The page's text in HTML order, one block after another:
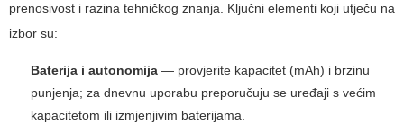
prenosivost i razina tehničkog znanja. Ključni elementi koji utječu na
izbor su:
Baterija i autonomija — provjerite kapacitet (mAh) i brzinu
punjenja; za dnevnu uporabu preporučuju se uređaji s većim
kapacitetom ili izmjenjivim baterijama.